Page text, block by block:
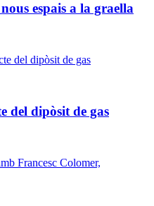
espais a la graella
del dipòsit de gas